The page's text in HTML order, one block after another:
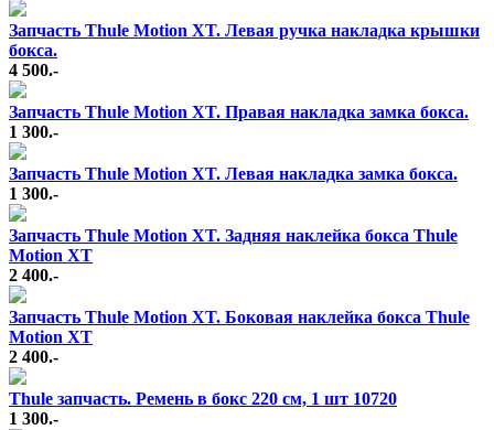
Запчасть Thule Motion XT. Левая ручка накладка крышки
бокса.
4 500.-
Запчасть Thule Motion XT. Правая накладка замка бокса.
1 300.-
Запчасть Thule Motion XT. Левая накладка замка бокса.
1 300.-
Запчасть Thule Motion XT. Задняя наклейка бокса Thule
Motion XT
2 400.-
Запчасть Thule Motion XT. Боковая наклейка бокса Thule
Motion XT
2 400.-
Thule запчасть. Ремень в бокс 220 см, 1 шт 10720
1 300.-